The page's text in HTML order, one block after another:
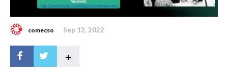
comecso Sep 12, 2022
+